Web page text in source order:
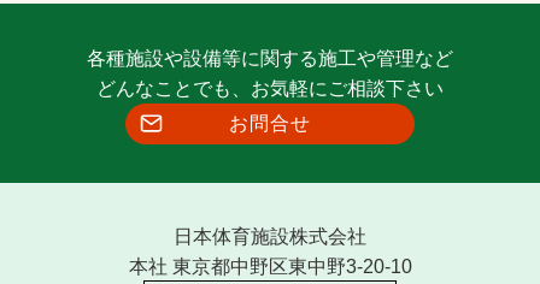
各種施設や設備等に関する施工や管理など
どんなことでも、お気軽にご相談下さい
お問合せ
日本体育施設株式会社
本社 東京都中野区東中野3-20-10